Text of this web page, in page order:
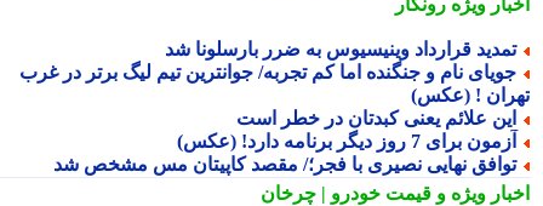
ویژهرونگار
قرارداد وینیسیوس به ضرر بارسلونا شد
نام و جنگنده اما کم تجربه/ جوانترین تیم لیگ برتر در غرب
! (عکس)
علائم یعنی کبدتان در خطر است
برای 7 روز دیگر برنامه دارد! (عکس)
نهایی نصیری با فجر؛/ مقصد کاپیتان مس مشخص شد
ویژهو قیمت خودرو | چرخان